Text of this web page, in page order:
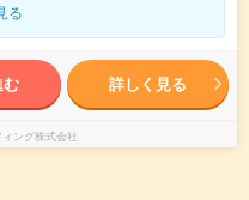
る
む 詳しく見る
ング株式会社